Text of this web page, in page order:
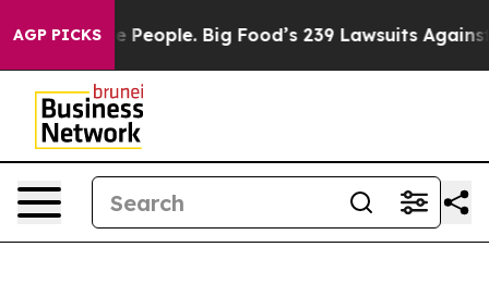
AGP PICKSBig Food’s 239 Lawsuits Against Life-Saving